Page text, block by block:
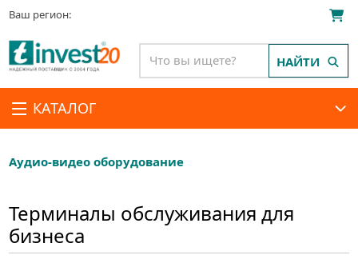
Ваш регион:
КАТАЛОГ
НАЙТИ
Аудио-видео оборудование
Терминалы обслуживания для
бизнеса